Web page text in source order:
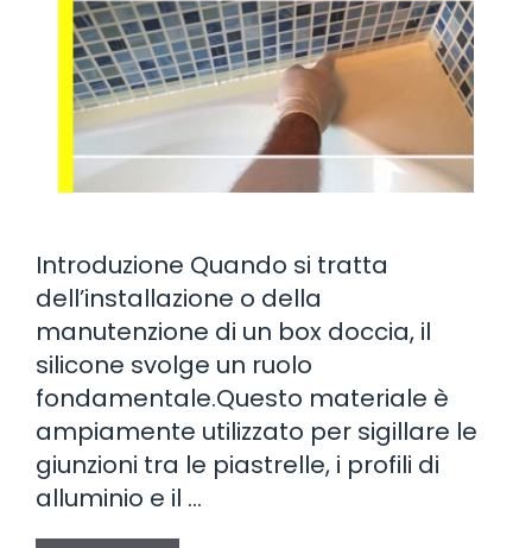
Introduzione Quando si tratta
dell’installazione o della
manutenzione di un box doccia, il
silicone svolge un ruolo
fondamentale.Questo materiale è
ampiamente utilizzato per sigillare le
giunzioni tra le piastrelle, i profili di
alluminio e il …